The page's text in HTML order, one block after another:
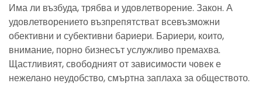
Има ли възбуда, трябва и удовлетворение. Закон. А
удовлетворението възпрепятстват всевъзможни
обективни и субективни бариери. Бариери, които,
внимание, порно бизнесът услужливо премахва.
Щастливият, свободният от зависимости човек е
нежелано неудобство, смъртна заплаха за обществото.